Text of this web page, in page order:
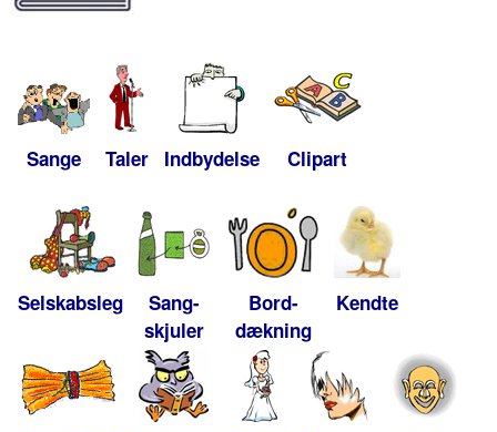
Sange Taler Indbydelse Clipart
Selskabsleg
Sang-
skjuler
Bord-
dækning
Kendte